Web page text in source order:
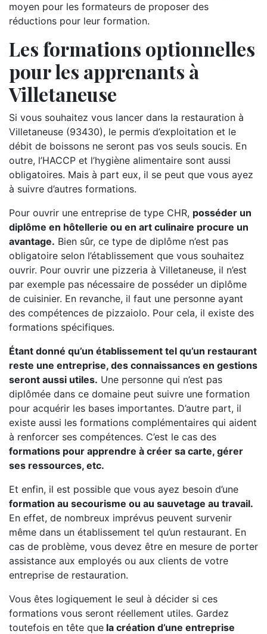
moyen pour les formateurs de proposer des
réductions pour leur formation.
Les formations optionnelles
pour les apprenants à
Villetaneuse
Si vous souhaitez vous lancer dans la restauration à
Villetaneuse (93430), le permis d’exploitation et le
débit de boissons ne seront pas vos seuls soucis. En
outre, l’HACCP et l’hygiène alimentaire sont aussi
obligatoires. Mais à part eux, il se peut que vous ayez
à suivre d’autres formations.
Pour ouvrir une entreprise de type CHR, posséder un
diplôme en hôtellerie ou en art culinaire procure un
avantage. Bien sûr, ce type de diplôme n’est pas
obligatoire selon l’établissement que vous souhaitez
ouvrir. Pour ouvrir une pizzeria à Villetaneuse, il n’est
par exemple pas nécessaire de posséder un diplôme
de cuisinier. En revanche, il faut une personne ayant
des compétences de pizzaiolo. Pour cela, il existe des
formations spécifiques.
Étant donné qu’un établissement tel qu’un restaurant
reste une entreprise, des connaissances en gestions
seront aussi utiles. Une personne qui n’est pas
diplômée dans ce domaine peut suivre une formation
pour acquérir les bases importantes. D’autre part, il
existe aussi les formations complémentaires qui aident
à renforcer ses compétences. C’est le cas des
formations pour apprendre à créer sa carte, gérer
ses ressources, etc.
Et enfin, il est possible que vous ayez besoin d’une
formation au secourisme ou au sauvetage au travail.
En effet, de nombreux imprévus peuvent survenir
même dans un établissement tel qu’un restaurant. En
cas de problème, vous devez être en mesure de porter
assistance aux employés ou aux clients de votre
entreprise de restauration.
Vous êtes logiquement le seul à décider si ces
formations vous seront réellement utiles. Gardez
toutefois en tête que la création d’une entreprise